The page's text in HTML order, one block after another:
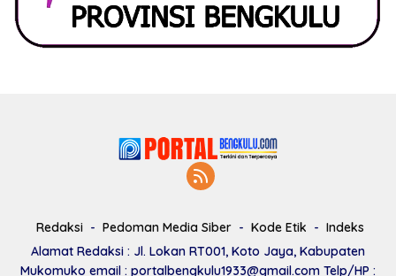
Redaksi Pedoman Media Siber Kode Etik
Indeks
Alamat Redaksi : Jl. Lokan RT001, Koto Jaya, Kabupaten
Mukomuko email : portalbengkulu1933@gmail.com Telp/HP :